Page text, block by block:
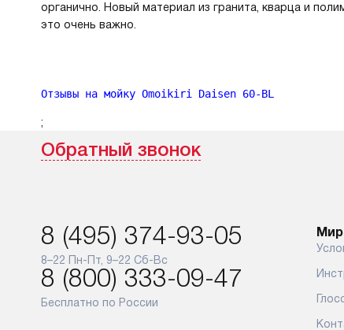
органично. Новый материал из гранита, кварца и
это очень важно.
Отзывы на мойку Omoikiri Daisen 60-BL
;
Обратный звонок
8 (495) 374-93-05
8–22 Пн-Пт, 9–22 Сб-Вс
8 (800) 333-09-47
Бесплатно по России